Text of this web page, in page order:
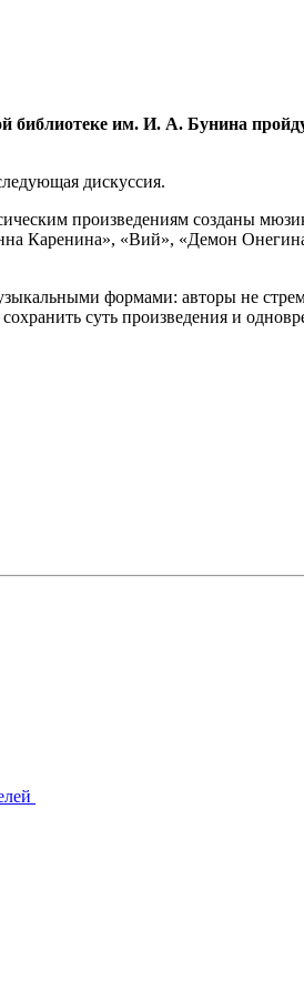
библиотеке им. И. А. Бунина
дискуссия.
произведениям созданы
Каренина», «Вий», «Демон
формами: авторы не
суть произведения и